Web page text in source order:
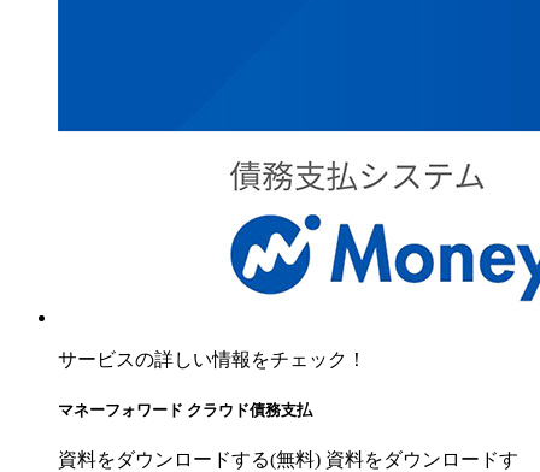
サービスの詳しい情報をチェック！
マネーフォワード クラウド債務支払
資料をダウンロードする(無料) 資料をダウンロードす